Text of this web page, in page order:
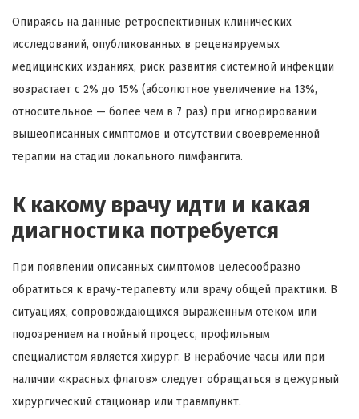
Опираясь на данные ретроспективных клинических
исследований, опубликованных в рецензируемых
медицинских изданиях, риск развития системной инфекции
возрастает с 2% до 15% (абсолютное увеличение на 13%,
относительное — более чем в 7 раз) при игнорировании
вышеописанных симптомов и отсутствии своевременной
терапии на стадии локального лимфангита.
К какому врачу идти и какая
диагностика потребуется
При появлении описанных симптомов целесообразно
обратиться к врачу-терапевту или врачу общей практики. В
ситуациях, сопровождающихся выраженным отеком или
подозрением на гнойный процесс, профильным
специалистом является хирург. В нерабочие часы или при
наличии «красных флагов» следует обращаться в дежурный
хирургический стационар или травмпункт.